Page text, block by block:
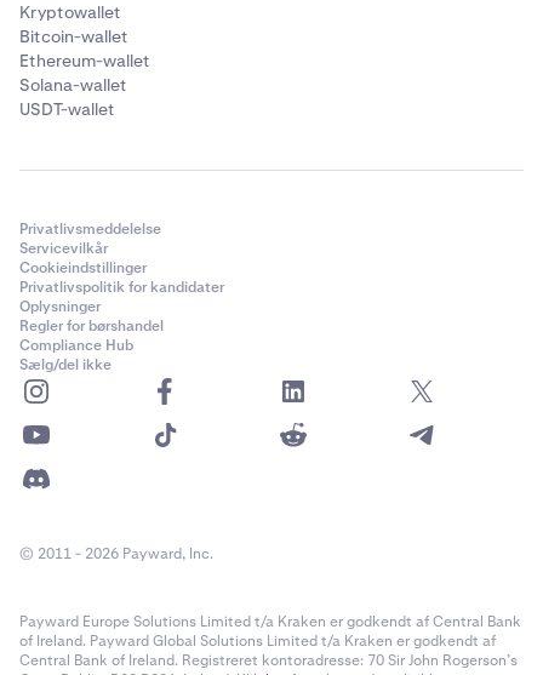
Kryptowallet
Bitcoin-wallet
Ethereum-wallet
Solana-wallet
USDT-wallet
Privatlivsmeddelelse
Servicevilkår
Cookieindstillinger
Privatlivspolitik for kandidater
Oplysninger
Regler for børshandel
Compliance Hub
Sælg/del ikke
© 2011 - 2026 Payward, Inc.
Payward Europe Solutions Limited t/a Kraken er godkendt af Central Bank
of Ireland. Payward Global Solutions Limited t/a Kraken er godkendt af
Central Bank of Ireland. Registreret kontoradresse: 70 Sir John Rogerson’s